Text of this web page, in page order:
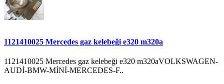
1121410025 Mercedes gaz kelebeği e320 m320a
1121410025 Mercedes gaz kelebeği e320 m320aVOLKSWAGEN-
AUDİ-BMW-MİNİ-MERCEDES-F..